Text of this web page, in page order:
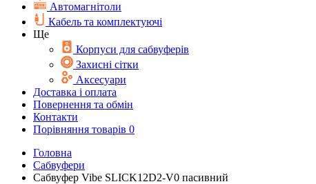
Автомагнітоли
Кабель та комплектуючі
Ще
Корпуси для сабвуферів
Захисні сітки
Аксесуари
Доставка і оплата
Повернення та обмін
Контакти
Порівняння товарів 0
Головна
Cабвуфери
Сабвуфер Vibe SLICK12D2-V0 пасивний